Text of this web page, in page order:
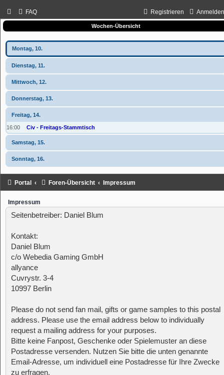
FAQ Registrieren
Wochen-Übersicht
Montag, 10.
Dienstag, 11.
Mittwoch, 12.
Donnerstag, 13.
Freitag, 14.
16:00 Civ - Freitags-Stammtisch
Samstag, 15.
Sonntag, 16.
Portal Foren-Übersicht Impressum
Impressum
Seitenbetreiber: Daniel Blum
Kontakt:
Daniel Blum
c/o Webedia Gaming GmbH
allyance
Cuvrystr. 3-4
10997 Berlin
Please do not send fan mail, gifts or game samples to this postal
address. Please use the email address below to individually
request a mailing address for your purposes.
Bitte keine Fanpost, Geschenke oder Spielemuster an diese
Postadresse versenden. Nutzen Sie bitte die unten genannte
Email-Adresse, um individuell eine Postadresse für Ihre Zwecke
zu erfragen.